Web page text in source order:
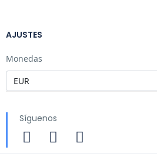
AJUSTES
Monedas
Síguenos